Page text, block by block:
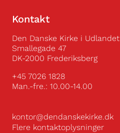
Kontakt
Den Danske Kirke i Udlandet
Smallegade 47
DK-2000 Frederiksberg
+45 7026 1828
Man.-fre.: 10.00-14.00
kontor@dendanskekirke.dk
Flere kontaktoplysninger